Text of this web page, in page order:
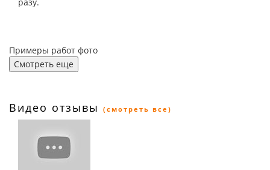
Примеры работ фото
Смотреть еще
Видео отзывы (смотреть все)